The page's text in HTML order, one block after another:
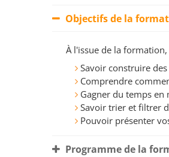
Objectifs de la
À l'issue de la
Savoir construire
Comprendre
Gagner du temps
Savoir trier et filtrer
Pouvoir présenter
Programme de la